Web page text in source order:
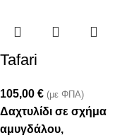
Tafari
105,00 € (με ΦΠΑ)
Δαχτυλίδι σε σχήμα
αμυγδάλου,